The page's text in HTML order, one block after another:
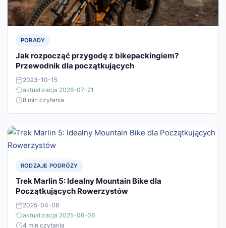
PORADY
Jak rozpocząć przygodę z bikepackingiem?
Przewodnik dla początkujących
2023-10-15
aktualizacja 2026-07-21
8 min czytania
RODZAJE PODRÓŻY
Trek Marlin 5: Idealny Mountain Bike dla
Początkujących Rowerzystów
2025-04-08
aktualizacja 2025-06-06
4 min czytania